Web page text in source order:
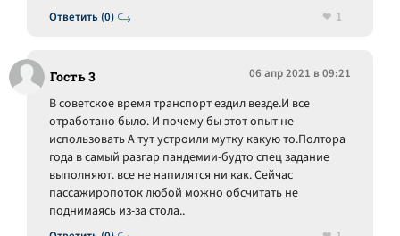
Ответить (0)
1
Гость 3 06 апр 2021 в 09:21
В советское время транспорт ездил везде.И все
отработано было. И почему бы этот опыт не
использовать А тут устроили мутку какую то.Полтора
года в самый разгар пандемии-будто спец задание
выполняют. все не напилятся ни как. Сейчас
пассажиропоток любой можно обсчитать не
поднимаясь из-за стола..